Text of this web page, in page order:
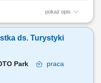
pokaż opis
z obszaru
długofalowej
oraz klinikami,
dla partnerów
oraz rozwijanie...
ds. Turystyki
Park
praca